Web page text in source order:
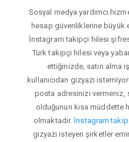
Sosyal medya yardımcı
hesap güvenliklerine büyük
İnstagram takipçi hilesi
Türk takipçi hilesi veya
ettiğinizde, satın alma
kullanıcıdan gizyazı
posta adresinizi vermeniz,
olduğunun kısa müddette
olmaktadır. İnstagram
gizyazı isteyen şirketler